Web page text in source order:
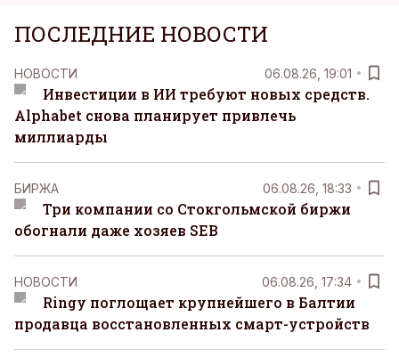
ПОСЛЕДНИЕ НОВОСТИ
НОВОСТИ 06.08.26, 19:01
Инвестиции в ИИ требуют новых средств.
Alphabet снова планирует привлечь
миллиарды
БИРЖА 06.08.26, 18:33
Три компании со Стокгольмской биржи
обогнали даже хозяев SEB
НОВОСТИ 06.08.26, 17:34
Ringy поглощает крупнейшего в Балтии
продавца восстановленных смарт-устройств